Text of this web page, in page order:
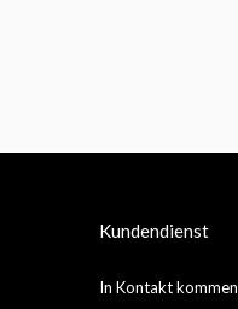
Kundendienst
In Kontakt kommen